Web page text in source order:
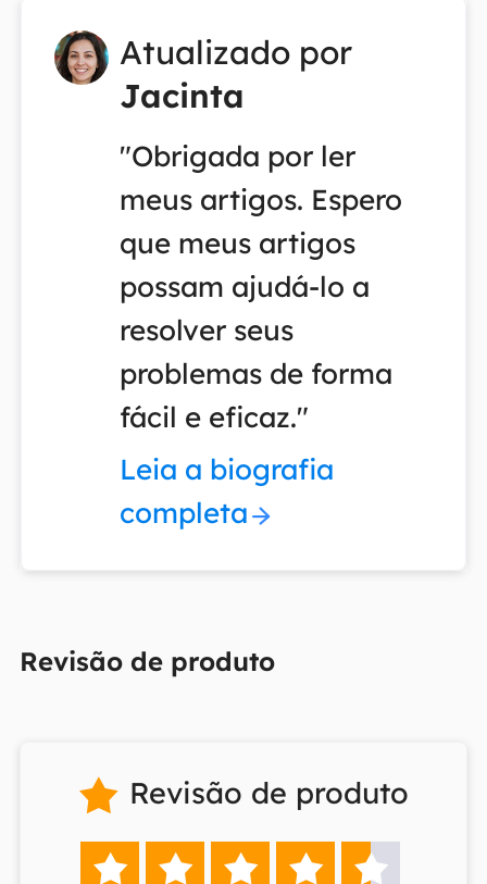
Atualizado por
Jacinta
"Obrigada por ler
meus artigos. Espero
que meus artigos
possam ajudá-lo a
resolver seus
problemas de forma
fácil e eficaz."
Leia a biografia
completa
Revisão de produto
 Revisão de produto
    